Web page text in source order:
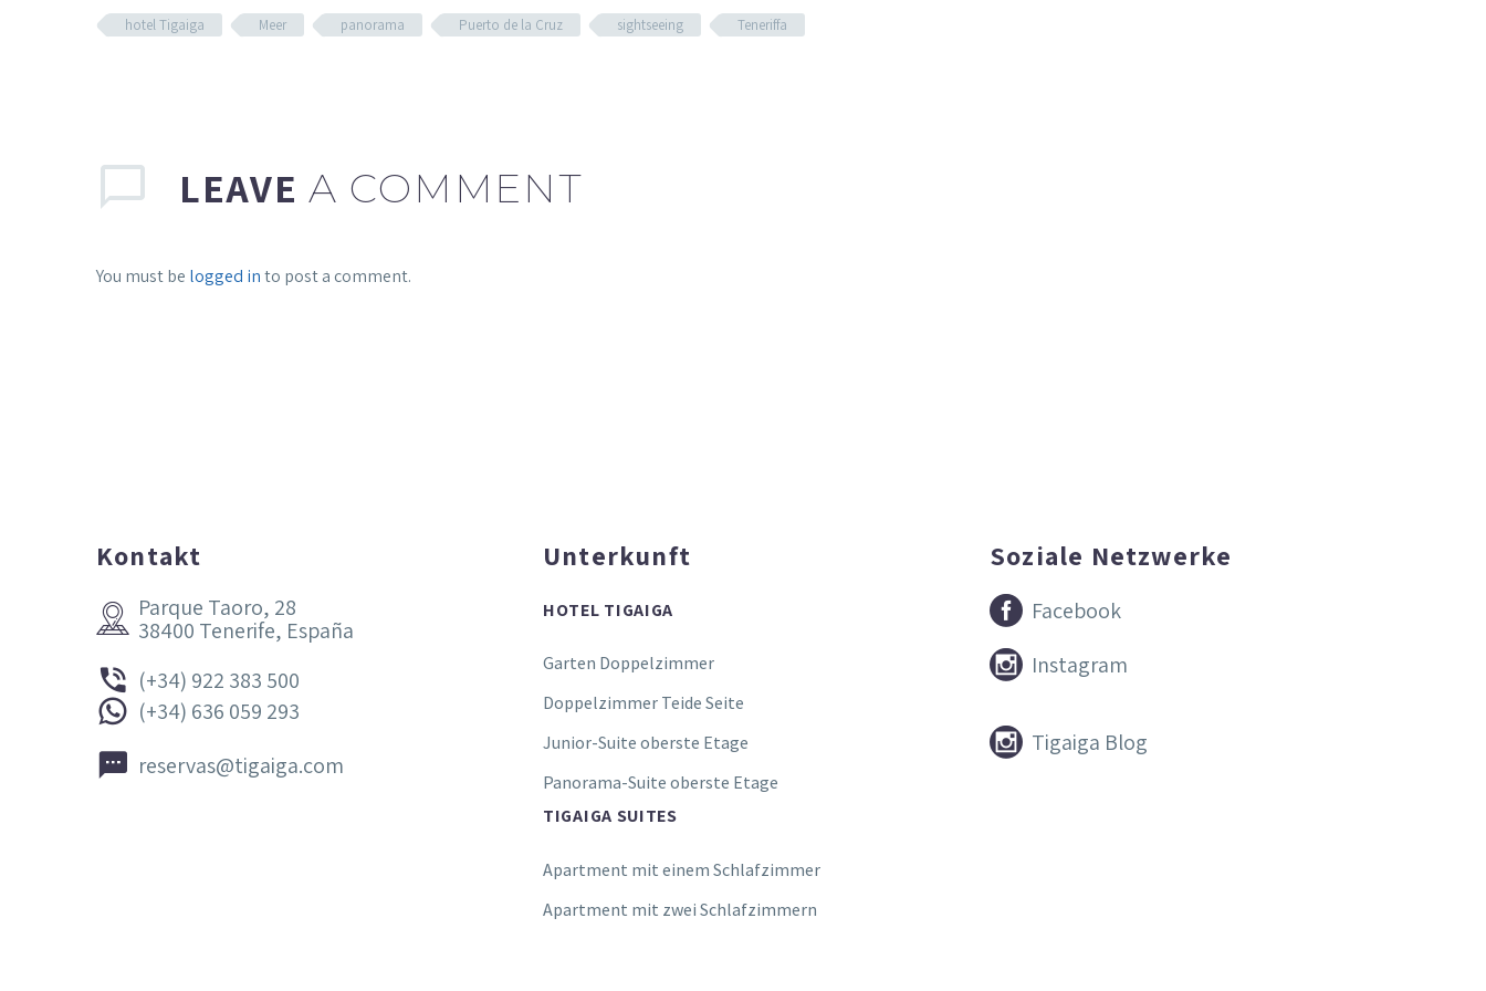
hotel Tigaiga Meer panorama Puerto de la Cruz sightseeing Teneriffa
LEAVE A COMMENT
You must be logged into post a comment.
Kontakt

 Parque Taoro, 28
38400 Tenerife, España

 (+34) 922 383 500

 (+34) 636 059 293

 reservas@tigaiga.com
Unterkunft
HOTEL TIGAIGA
Garten Doppelzimmer
Doppelzimmer Teide Seite
Junior-Suite oberste Etage
Panorama-Suite oberste Etage
TIGAIGA SUITES
Apartment mit einem Schlafzimmer
Apartment mit zwei Schlafzimmern
Soziale Netzwerke

 Facebook

 Instagram

 Tigaiga Blog